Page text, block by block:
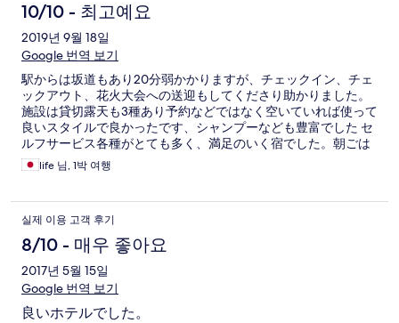
10/10 - 최고예요
2019년 9월 18일
Google 번역 보기
駅からは坂道もあり20分弱かかりますが、チェックイン、チェ
ックアウト、花火大会への送迎もしてくださり助かりました。
施設は貸切露天も3種あり予約などではなく空いていれば使って
良いスタイルで良かったです、シャンプーなども豊富でした セ
ルフサービス各種がとても多く、満足のいく宿でした。朝ごは
んもとても素晴らしかったです スタッフも外国の方が多かった
のかとても綺麗な目で楽しそうに働いていましたので海外旅行
life 님, 1박 여행
실제 이용 고객 후기
8/10 - 매우 좋아요
2017년 5월 15일
Google 번역 보기
良いホテルでした。